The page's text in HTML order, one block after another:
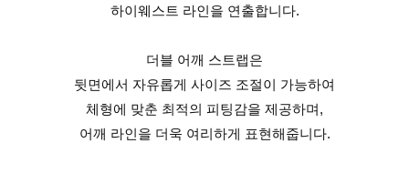
하이웨스트 라인을 연출합니다.
더블 어깨 스트랩은
뒷면에서 자유롭게 사이즈 조절이 가능하여
체형에 맞춘 최적의 피팅감을 제공하며,
어깨 라인을 더욱 여리하게 표현해줍니다.